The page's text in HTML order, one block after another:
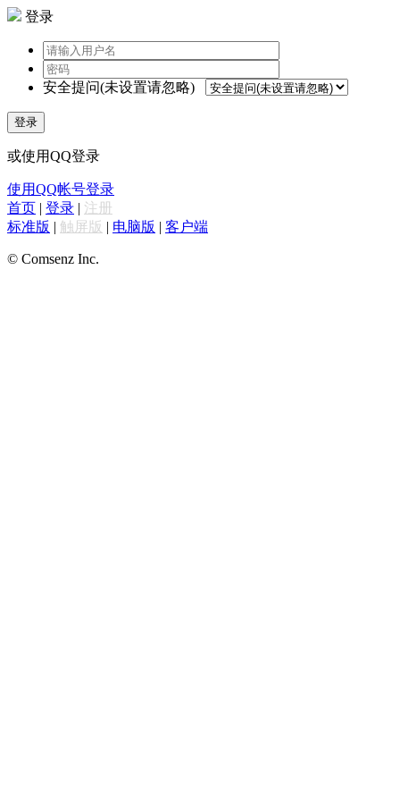
登录
安全提问(未设置请忽略)
登录
或使用QQ登录
使用QQ帐号登录
首页 | 登录 | 注册
标准版 | 触屏版 | 电脑版 | 客户端
© Comsenz Inc.